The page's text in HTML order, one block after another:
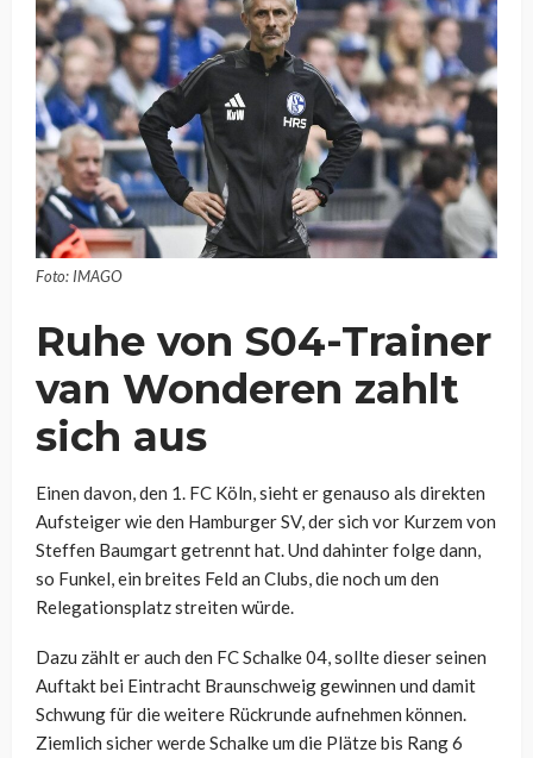
Foto: IMAGO
Ruhe von S04-Trainer
van Wonderen zahlt
sich aus
Einen davon, den 1. FC Köln, sieht er genauso als direkten
Aufsteiger wie den Hamburger SV, der sich vor Kurzem von
Steffen Baumgart getrennt hat. Und dahinter folge dann,
so Funkel, ein breites Feld an Clubs, die noch um den
Relegationsplatz streiten würde.
Dazu zählt er auch den FC Schalke 04, sollte dieser seinen
Auftakt bei Eintracht Braunschweig gewinnen und damit
Schwung für die weitere Rückrunde aufnehmen können.
Ziemlich sicher werde Schalke um die Plätze bis Rang 6